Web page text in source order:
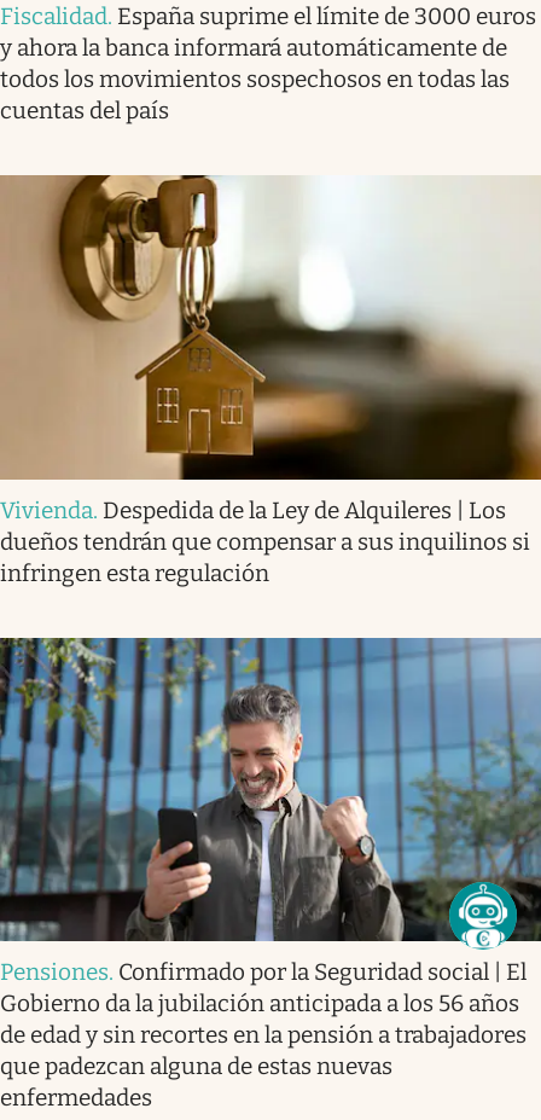
Fiscalidad. España suprime el límite de 3000 euros
y ahora la banca informará automáticamente de
todos los movimientos sospechosos en todas las
cuentas del país
Vivienda. Despedida de la Ley de Alquileres | Los
dueños tendrán que compensar a sus inquilinos si
infringen esta regulación
Pensiones. Confirmado por la Seguridad social | El
Gobierno da la jubilación anticipada a los 56 años
de edad y sin recortes en la pensión a trabajadores
que padezcan alguna de estas nuevas
enfermedades